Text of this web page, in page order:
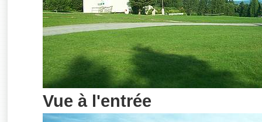
Vue à l'entrée